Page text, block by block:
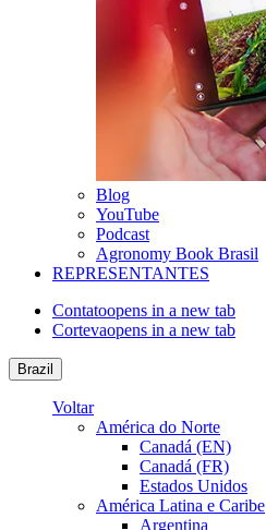
Blog
YouTube
Podcast
Agronomy Book Brasil
REPRESENTANTES
Contatoopens in a new tab
Cortevaopens in a new tab
Brazil
Voltar
América do Norte
Canadá (EN)
Canadá (FR)
Estados Unidos
América Latina e Caribe
Argentina